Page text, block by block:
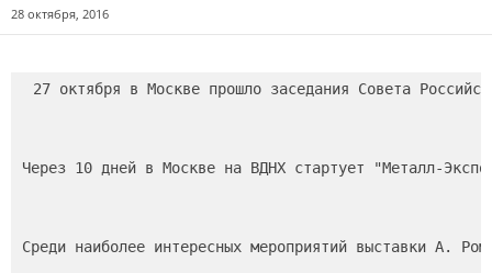
28 октября, 2016
27 октября в Москве прошло заседания Совета
Через 10 дней в Москве на ВДНХ стартует "Металл-
Среди наиболее интересных мероприятий выставки А.